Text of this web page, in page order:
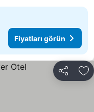
Fiyatları görün
Paylaş